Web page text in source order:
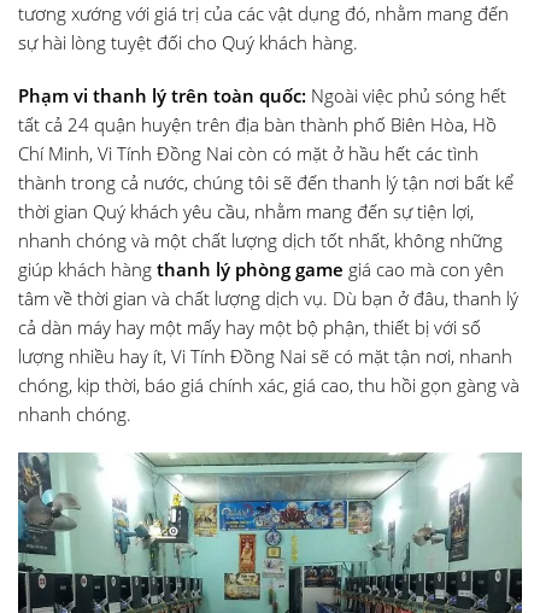
tương xướng với giá trị của các vật dụng đó, nhằm mang đến
sự hài lòng tuyệt đối cho Quý khách hàng.
Phạm vi thanh lý trên toàn quốc: Ngoài việc phủ sóng hết
tất cả 24 quận huyện trên địa bàn thành phố Biên Hòa, Hồ
Chí Minh, Vi Tính Đồng Nai còn có mặt ở hầu hết các tình
thành trong cả nước, chúng tôi sẽ đến thanh lý tận nơi bất kể
thời gian Quý khách yêu cầu, nhằm mang đến sự tiện lợi,
nhanh chóng và một chất lượng dịch tốt nhất, không những
giúp khách hàng thanh lý phòng game giá cao mà con yên
tâm về thời gian và chất lượng dịch vụ. Dù bạn ở đâu, thanh lý
cả dàn máy hay một mấy hay một bộ phận, thiết bị với số
lượng nhiều hay ít, Vi Tính Đồng Nai sẽ có mặt tận nơi, nhanh
chóng, kịp thời, báo giá chính xác, giá cao, thu hồi gọn gàng và
nhanh chóng.